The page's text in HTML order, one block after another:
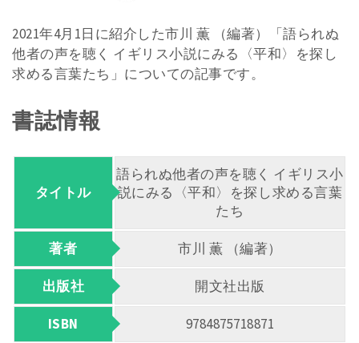
2021年4月1日に紹介した市川 薫 （編著）「語られぬ
他者の声を聴く イギリス小説にみる〈平和〉を探し
求める言葉たち」についての記事です。
書誌情報
タイトル
語られぬ他者の声を聴く イギリス小
説にみる〈平和〉を探し求める言葉
たち
著者 市川 薫 （編著）
出版社 開文社出版
ISBN 9784875718871